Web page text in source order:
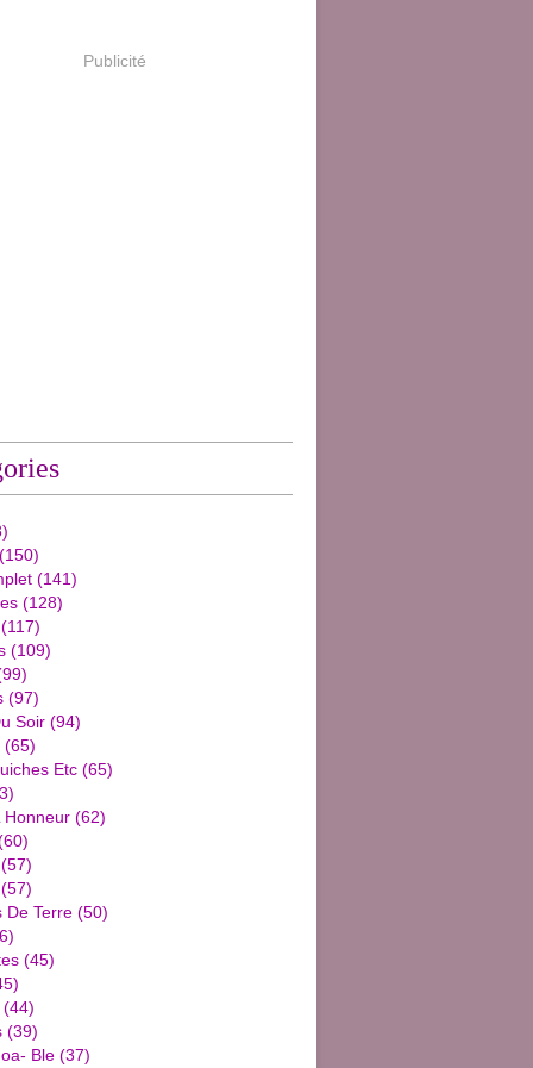
Publicité
(150)
(141)
(128)
(117)
(109)
(97)
Soir (94)
(65)
Etc (65)
Honneur (62)
(57)
(57)
De Terre (50)
(45)
(44)
(39)
Ble (37)